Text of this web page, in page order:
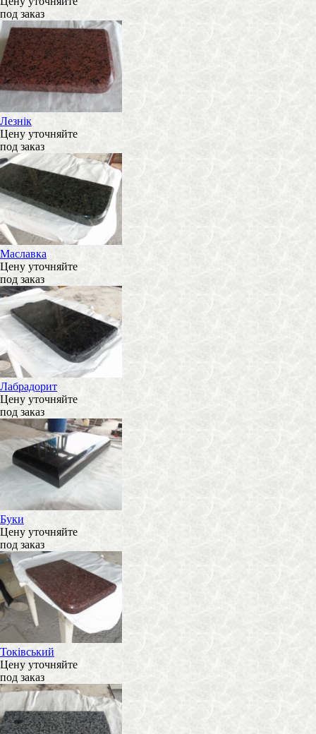
под заказ
Лезнік
Цену уточняйте
под заказ
Маславка
Цену уточняйте
под заказ
Лабрадорит
Цену уточняйте
под заказ
Буки
Цену уточняйте
под заказ
Токівський
Цену уточняйте
под заказ